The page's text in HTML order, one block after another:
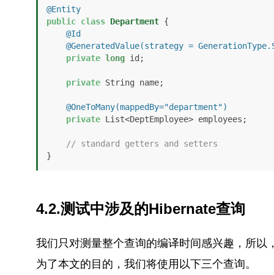
@Entity
public class Department {
@Id
@GeneratedValue(strategy =
private long id;
private String name;
@OneToMany(mappedBy="department")
private List<DeptEmployee> employees;
// standard getters and setters
4.2.测试中涉及的Hibernate查询
我们只对测量整个查询的编译时间感兴趣，所
为了本文的目的，我们将使用以下三个查询。